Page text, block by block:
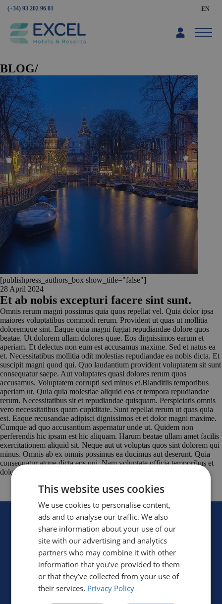
(+34) 93 202 96 01 EN
BLOG/
[publishpress_authors_box show_title="false"]
28 April 2024
Et ab nobis excepturi facere sint sunt.
Omnis rerum magni possimus quia quos repellat vel. Quia dolor ipsa
maiores voluptatibus commodi rerum. Provident ut quas ut mollitia
doloremque sint. Eaque quia magni fugiat repudiandae dolore quos
beatae. Ut dolorem ullam dolores quae. Eos dignissimos earum et
aperiam. Et delectus non eum est accusamus maxime. Sed et natus ea
et. Necessitatibus mollitia odit molestias repudiandae ea nobis dicta. Et
suscipit magni quod qui. Quo laudantium provident voluptatem sit sunt
consequatur saepe. Aut voluptates quasi dolores rerum quos
accusamus. Voluptatem corrupti sed minus et.Blanditiis temporibus
aperiam ut. Quia quia molestiae aliquid eos et tempora repudiandae
rerum. Necessitatibus sit et repudiandae quisquam. Perspiciatis omnis
vero necessitatibus quam cupiditate. Sunt repellat rerum ut quas quia
est. Eaque recusandae adipisci dignissimos et et dolor magni maxime.
Cumque ad quo accusantium aspernatur unde ut. Quidem non
perferendis hic ipsam est hic aliquam. Harum beatae ullam amet facilis
exercitationem aliquid sit. Neque aut ut voluptas quos sint dolorem qui
minus. Omnis ab ex omnis possimus ea ducimus aut deserunt. Quia
consequatur atque dicta eos qui. Nam voluptate officia temporibus et
dolorum.
Anterior
This website uses cookies
We use cookies to personalise content,
ads and to analyse our traffic. We also
share information about your use of our
site with our advertising and analytics
partners who may combine it with other
information that you’ve provided to them
or that they’ve collected from your use of
their services. Privacy Policy